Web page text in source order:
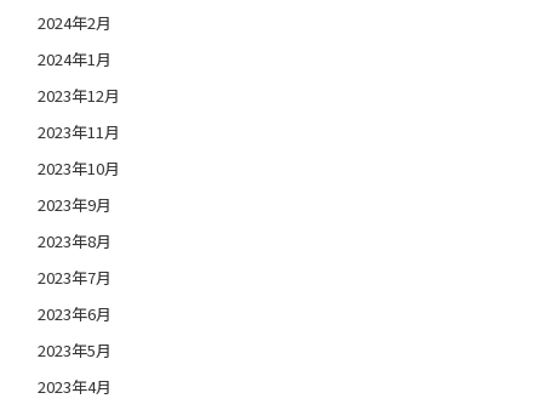
2024年2月
2024年1月
2023年12月
2023年11月
2023年10月
2023年9月
2023年8月
2023年7月
2023年6月
2023年5月
2023年4月